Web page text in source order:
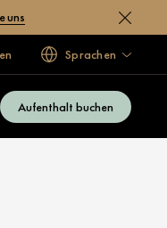
uns
Sprachen
Aufenthalt buchen